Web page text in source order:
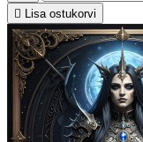
 Lisa ostukorvi